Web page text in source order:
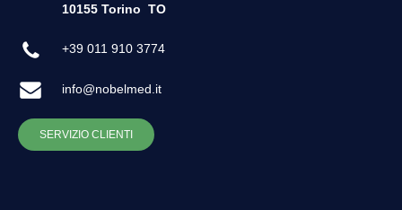
10155 Torino TO
+39 011 910 3774
info@nobelmed.it
SERVIZIO CLIENTI